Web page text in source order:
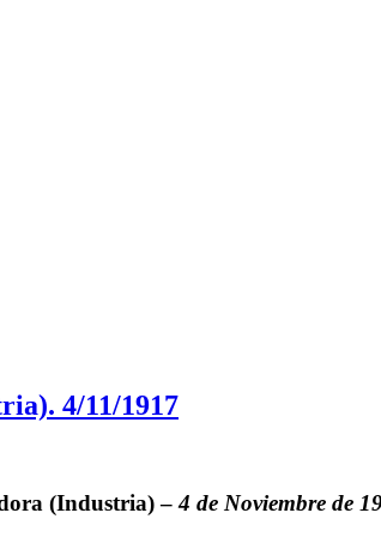
4/11/1917
(Industria)–4 de Noviembre de